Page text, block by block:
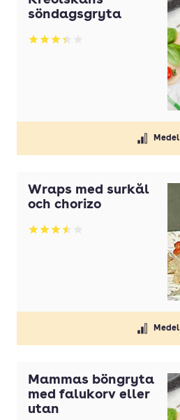
söndagsgryta
Betyg: 3.33 av 5
Medel
Wraps med surkål
och chorizo
Betyg: 3.5 av 5
Medel
Mammas böngryta
med falukorv eller
utan